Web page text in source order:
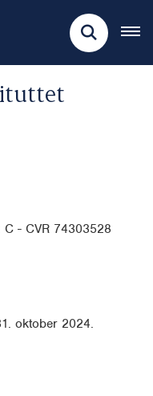
- CVR 74303528
oktober 2024.